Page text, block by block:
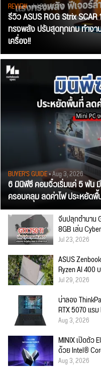
REVIEW• Jul 28, 2026
รีวิว ASUS ROG Strix
ทรงพลัง ปรับสุดทุกเกม ทำง
เครื่อง!!
BUYER'S GUIDE• Aug 3, 2026
6 มินิพีซี คอมจิ๋วเริ่มแค่ 5 พัน
ครอบคลุม ลดค่าไฟ ประหยัด
จีนปลุกตำนาน
8GB เล่น
Jul 23, 2026
ASUS
Ryzen AI 400
Jul 29, 2026
น่าลอง
RTX 5070 แร
Aug 3, 2026
MINIX เปิดตัว
ด้วย Intel®
Aug 3, 2026